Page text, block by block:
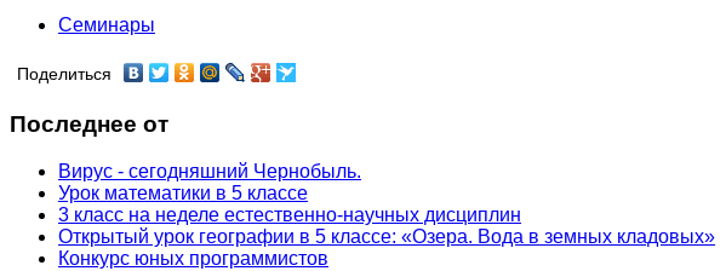
Семинары
Поделиться
Последнее от
Вирус - сегодняшний Чернобыль.
Урок математики в 5 классе
3 класс на неделе естественно-научных дисциплин
Открытый урок географии в 5 классе: «Озера. Вода в земных кладовых»
Конкурс юных программистов